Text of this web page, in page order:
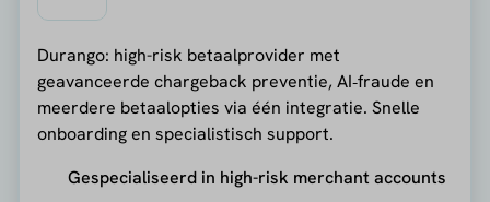
Durango: high-risk betaalprovider met
geavanceerde chargeback preventie, AI‑fraude en
meerdere betaalopties via één integratie. Snelle
onboarding en specialistisch support.
Gespecialiseerd in high-risk merchant accounts